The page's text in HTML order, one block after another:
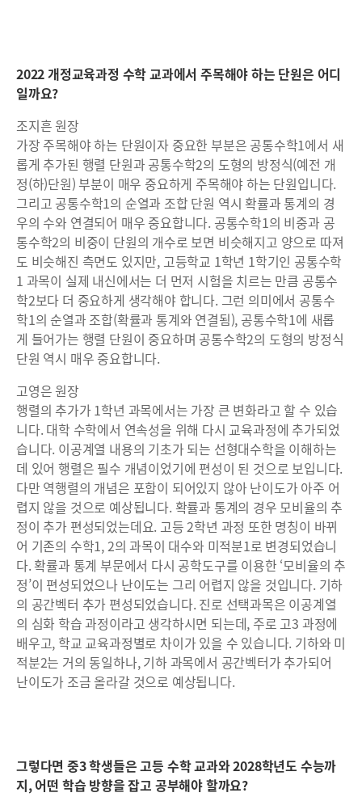
2022 개정교육과정 수학 교과에서 주목해야 하는 단원은 어디
일까요?
조지흔 원장
가장 주목해야 하는 단원이자 중요한 부분은 공통수학1에서 새
롭게 추가된 행렬 단원과 공통수학2의 도형의 방정식(예전 개
정(하)단원) 부분이 매우 중요하게 주목해야 하는 단원입니다.
그리고 공통수학1의 순열과 조합 단원 역시 확률과 통계의 경
우의 수와 연결되어 매우 중요합니다. 공통수학1의 비중과 공
통수학2의 비중이 단원의 개수로 보면 비슷해지고 양으로 따져
도 비슷해진 측면도 있지만, 고등학교 1학년 1학기인 공통수학
1 과목이 실제 내신에서는 더 먼저 시험을 치르는 만큼 공통수
학2보다 더 중요하게 생각해야 합니다. 그런 의미에서 공통수
학1의 순열과 조합(확률과 통계와 연결됨), 공통수학1에 새롭
게 들어가는 행렬 단원이 중요하며 공통수학2의 도형의 방정식
단원 역시 매우 중요합니다.
고영은 원장
행렬의 추가가 1학년 과목에서는 가장 큰 변화라고 할 수 있습
니다. 대학 수학에서 연속성을 위해 다시 교육과정에 추가되었
습니다. 이공계열 내용의 기초가 되는 선형대수학을 이해하는
데 있어 행렬은 필수 개념이었기에 편성이 된 것으로 보입니다.
다만 역행렬의 개념은 포함이 되어있지 않아 난이도가 아주 어
렵지 않을 것으로 예상됩니다. 확률과 통계의 경우 모비율의 추
정이 추가 편성되었는데요. 고등 2학년 과정 또한 명칭이 바뀌
어 기존의 수학1, 2의 과목이 대수와 미적분1로 변경되었습니
다. 확률과 통계 부문에서 다시 공학도구를 이용한 ‘모비율의 추
정’이 편성되었으나 난이도는 그리 어렵지 않을 것입니다. 기하
의 공간벡터 추가 편성되었습니다. 진로 선택과목은 이공계열
의 심화 학습 과정이라고 생각하시면 되는데, 주로 고3 과정에
배우고, 학교 교육과정별로 차이가 있을 수 있습니다. 기하와 미
적분2는 거의 동일하나, 기하 과목에서 공간벡터가 추가되어
난이도가 조금 올라갈 것으로 예상됩니다.
그렇다면 중3 학생들은 고등 수학 교과와 2028학년도 수능까
지, 어떤 학습 방향을 잡고 공부해야 할까요?